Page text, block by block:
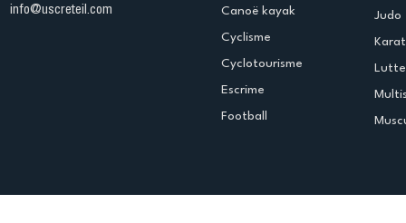
info@uscreteil.com
Canoë kayak
Cyclisme
Cyclotourisme
Escrime
Football
Judo
Lutte